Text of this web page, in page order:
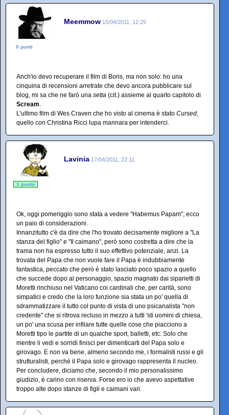
Meemmow 15/04/2011, 12:25
0 punti
Anch'io devo recuperare il film di Boris, ma non solo: ho una
cinquina di recensioni arretrate che devo ancora pubblicare sul
blog, mi sa che ne farò una setta (cit.) assieme al quarto capitolo di
Scream.
L'ultimo film di Wes Craven che ho visto al cinema è stato Cursed,
quello con Christina Ricci lupa mannara per intenderci.
Lavinia 17/04/2011, 22:11
1 punto
Ok, oggi pomeriggio sono stata a vedere "Habemus Papam", ecco
un paio di considerazioni.
Innanzitutto c'è da dire che l'ho trovato decisamente migliore a "La
stanza del figlio" e "Il caimano", però sono costretta a dire che la
trama non ha espresso tutto il suo effettivo potenziale, anzi. La
trovata del Papa che non vuole fare il Papa è indubbiamente
fantastica, peccato che però è stato lasciato poco spazio a quello
che succede dopo al personaggio, spazio magnato dai siparietti di
Moretti rinchiuso nel Vaticano coi cardinali che, per carità, sono
simpatici e credo che la loro funzione sia stata un po' quella di
sdrammatizzare il tutto col punto di vista di uno psicanalista "non
credente" che si ritrova recluso in mezzo a tutti 'sti uomini di chiesa,
un po' una scusa per infilare tutte quelle cose che piacciono a
Moretti tipo le partite di un qualche sport, balletti, etc. Solo che
mentre li vedi e sorridi finisci per dimenticarti del Papa solo e
girovago. E non va bene, almeno secondo me, i formalisti russi e gli
strutturalisti, perché il Papa solo e girovago rappresenta il nucleo.
Per concludere, diciamo che, secondo il mio personalissimo
giudizio, è carino con riserva. Forse ero io che avevo aspettative
troppo alte dopo stanze di figli e caimani vari.